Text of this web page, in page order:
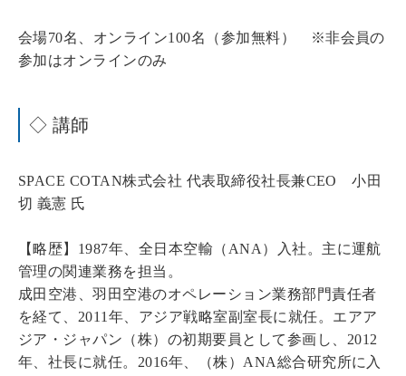
会場70名、オンライン100名（参加無料） ※非会員の
参加はオンラインのみ
◇ 講師
SPACE COTAN株式会社 代表取締役社長兼CEO 小田
切 義憲 氏
【略歴】1987年、全日本空輸（ANA）入社。主に運航
管理の関連業務を担当。
成田空港、羽田空港のオペレーション業務部門責任者
を経て、2011年、アジア戦略室副室長に就任。エアア
ジア・ジャパン（株）の初期要員として参画し、2012
年、社長に就任。2016年、（株）ANA総合研究所に入